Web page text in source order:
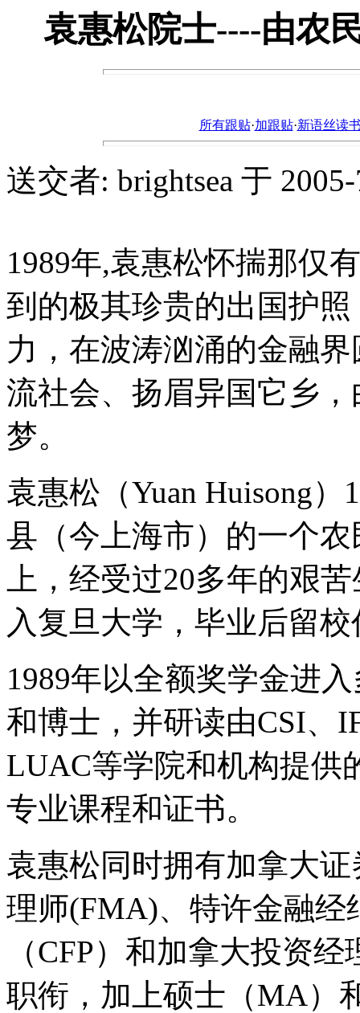
袁惠松院士----由农
所有跟贴·加跟贴·新语丝读
送交者: brightsea 于
1989年,袁惠松怀揣那仅
到的极其珍贵的出国护
力，在波涛汹涌的金融
流社会、扬眉异国它乡
梦。
袁惠松（Yuan Huisong
县（今上海市）的一个
上，经受过20多年的艰
入复旦大学，毕业后留
1989年以全额奖学金进
和博士，并研读由CSI、
LUAC等学院和机构提供
专业课程和证书。
袁惠松同时拥有加拿大
理师(FMA)、特许金融经
（CFP）和加拿大投资
职衔，加上硕士（MA）